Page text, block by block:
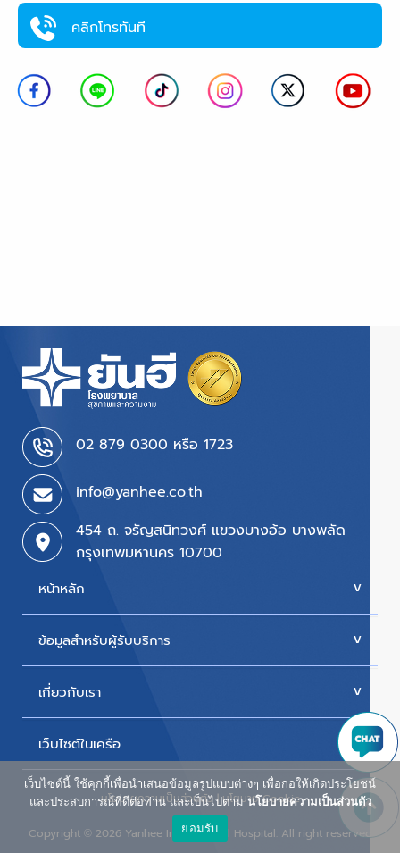
คลิกโทรทันที
02 879 0300 หรือ 1723
info@yanhee.co.th
454 ถ. จรัญสนิทวงศ์ แขวงบางอ้อ บางพลัด
กรุงเทพมหานคร 10700
หน้าหลัก
บริการของเรา
ข้อมูลสำหรับผู้รับบริการ
นัดหมายแพทย์
สิทธิเบิกตรงข้าราชการ
ห้องพักผู้ป่วยใน
เกี่ยวกับเรา
ประวัติโรงพยาบาล
วิสัยทัศน์และพันธกิจ
เว็บไซต์ในเครือ
ศูนย์ผู้สูงอายุยันฮี
น้ำดื่ม ยันฮี วิตามิน วอเตอร์
นโยบายความเป็นส่วนตัว|นโยบาย Cookie
Copyright ©2026 Yanhee International Hospital. All right reserved
เว็บไซต์นี้ ใช้คุกกี้เพื่อนำเสนอข้อมูลรูปแบบต่างๆ เพื่อก่อให้เกิดประโยชน์
และประสบการณ์ที่ดีต่อท่าน และเป็นไปตามนโยบายความเป็นส่วนตัว
ยอมรับ